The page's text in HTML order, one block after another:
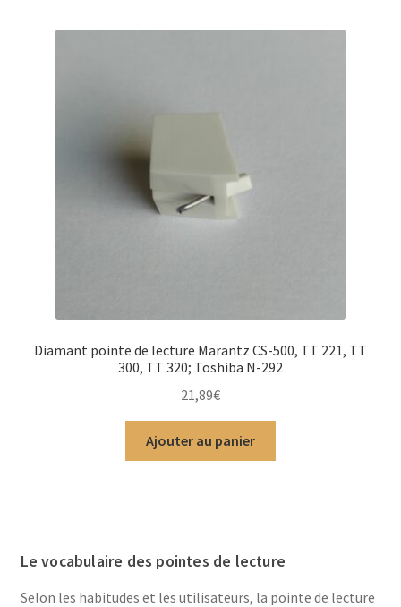
Diamant pointe de lecture Marantz CS-500, TT 221, TT
300, TT 320; Toshiba N-292
21,89€
Ajouter au panier
Le vocabulaire des pointes de lecture
Selon les habitudes et les utilisateurs, la pointe de lecture